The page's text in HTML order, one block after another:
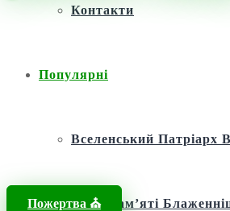
Контакти
Популярні
Вселенський Патріарх
Фонд пам’яті
Пожертва ⛪️